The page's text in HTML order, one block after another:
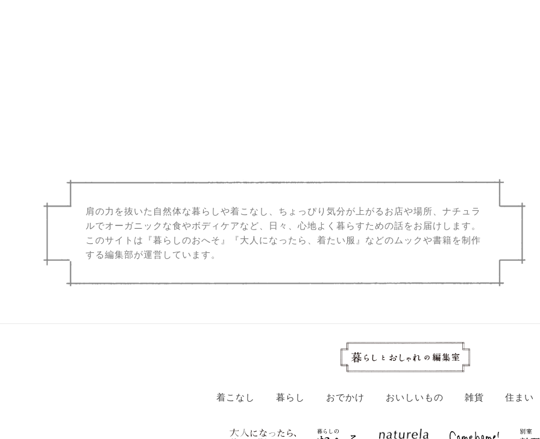
肩の力を抜いた自然体な暮らしや着こなし、ちょっぴり気分が上がるお店や場所、ナチュラ
ルでオーガニックな食やボディケアなど、日々、心地よく暮らすための話をお届けします。
このサイトは『暮らしのおへそ』『大人になったら、着たい服』などのムックや書籍を制作
する編集部が運営しています。
着こなし 暮らし おでかけ おいしいもの 雑貨 住まい